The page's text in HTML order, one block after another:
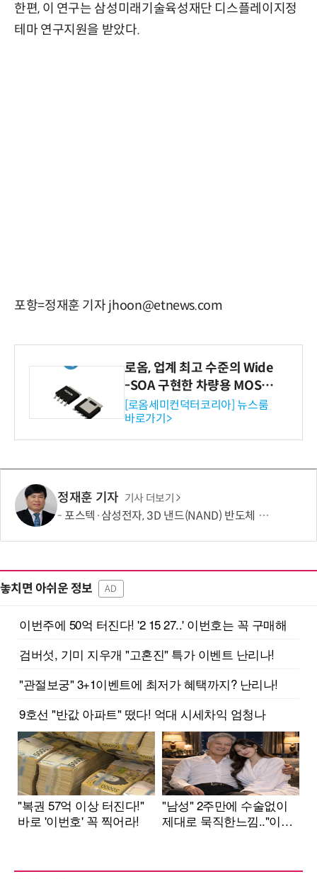
한편, 이 연구는 삼성미래기술육성재단 디스플레이지정
테마 연구지원을 받았다.
포항=정재훈 기자 jhoon@etnews.com
로옴, 업계 최고 수준의 Wide
-SOA 구현한 차량용 MOSF
ET 개발
[로옴세미컨덕터코리아] 뉴스룸
바로가기>
정재훈 기자 기사 더보기
포스텍·삼성전자, 3D 낸드(NAND) 반도체 한계 넘는 기술 개발
놓치면 아쉬운 정보 AD